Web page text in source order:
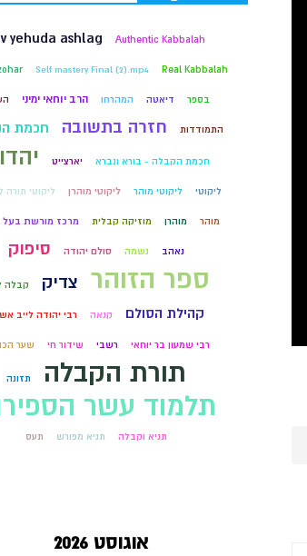
Authentic Kabbalah
yehuda ashlag
Real Kabbalah
Self mastery Final (2).mp4
בספר דיאטה המהרחו הרב יוחאי ימיני
התמודדות חזרה בתשובה חכמת
חכמת הקבלה - בורא ונברא יארצייט
ליקוטי ליקוטי מוהר ליקוטי מוהרן ליקוטי תורה
מוהר מוהרן מוזיקה קבלית מרכז מורשת בעל
נאהב נשמה סולם יהודה סיפוק
ספר הזוהר צדיק קבלה
קהילת הסולם קנאה רבי יהודה לייב
רבי שמעון בר יוחאי רשבי שידור חי שער
תורת הקבלה תזונה
תלמוד עשר
תניא וקבלה תניא מפורש תעס
אוגוסט 2026